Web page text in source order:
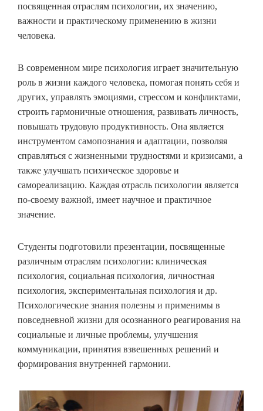
посвященная отраслям психологии, их значению,
важности и практическому применению в жизни
человека.
В современном мире психология играет значительную
роль в жизни каждого человека, помогая понять себя и
других, управлять эмоциями, стрессом и конфликтами,
строить гармоничные отношения, развивать личность,
повышать трудовую продуктивность. Она является
инструментом самопознания и адаптации, позволяя
справляться с жизненными трудностями и кризисами, а
также улучшать психическое здоровье и
самореализацию. Каждая отрасль психологии является
по-своему важной, имеет научное и практичное
значение.
Студенты подготовили презентации, посвященные
различным отраслям психологии: клиническая
психология, социальная психология, личностная
психология, экспериментальная психология и др.
Психологические знания полезны и применимы в
повседневной жизни для осознанного реагирования на
социальные и личные проблемы, улучшения
коммуникации, принятия взвешенных решений и
формирования внутренней гармонии.